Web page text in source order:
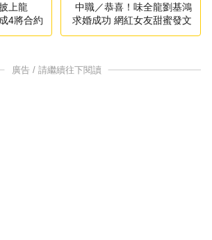
上龍
4將合約
中職／恭喜！味全龍劉基鴻
求婚成功 網紅女友甜蜜發文
廣告 / 請繼續往下閱讀